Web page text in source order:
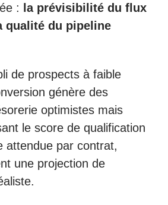
: la prévisibilité du flux
qualité du pipeline
de prospects à faible
génère des
optimistes mais
le score de qualification
attendue par contrat,
une projection de